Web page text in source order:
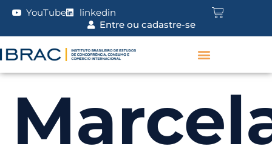
YouTube
linkedin
Entre ou cadastre-se